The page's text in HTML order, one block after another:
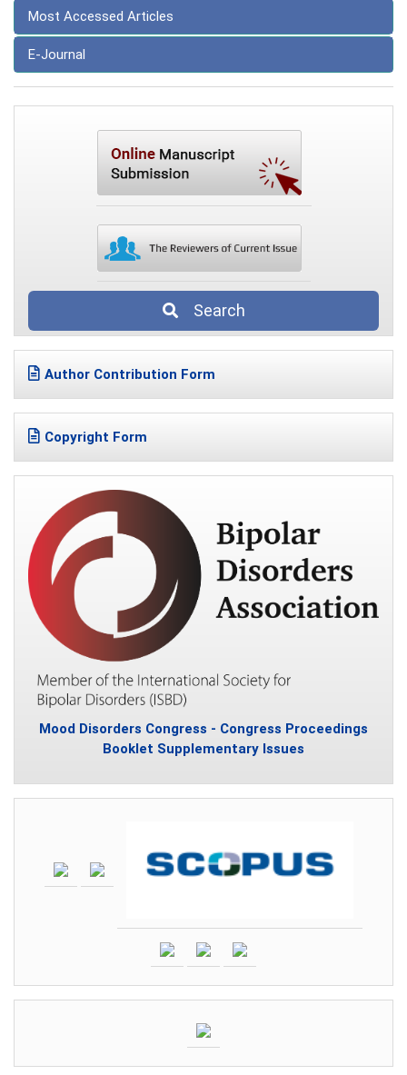
Most Accessed Articles
E-Journal
Search
Author Contribution Form
Copyright Form
Mood Disorders Congress - Congress Proceedings
Booklet Supplementary Issues